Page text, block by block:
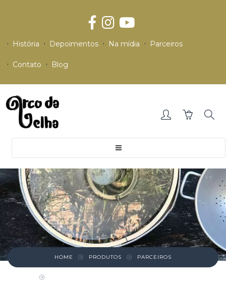
História Depoimentos Na mídia Parceiros
Contato Blog
HOME PRODUTOS PARCEIROS